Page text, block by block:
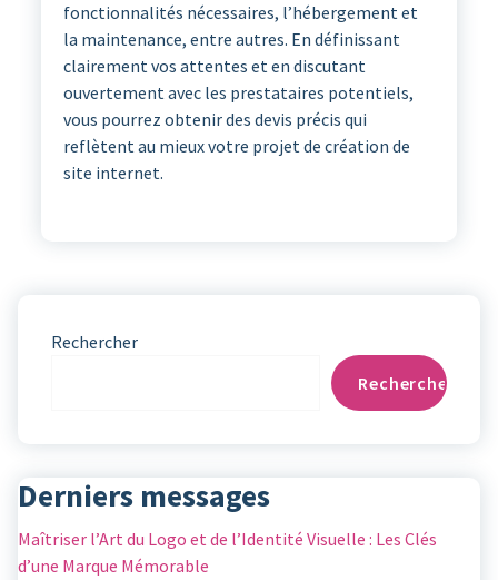
fonctionnalités nécessaires, l’hébergement et
la maintenance, entre autres. En définissant
clairement vos attentes et en discutant
ouvertement avec les prestataires potentiels,
vous pourrez obtenir des devis précis qui
reflètent au mieux votre projet de création de
site internet.
Rechercher
Rechercher
Derniers messages
Maîtriser l’Art du Logo et de l’Identité Visuelle : Les Clés
d’une Marque Mémorable